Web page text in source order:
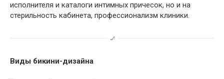
исполнителя и каталоги интимных причесок, но и на
стерильность кабинета, профессионализм клиники.
Виды бикини-дизайна